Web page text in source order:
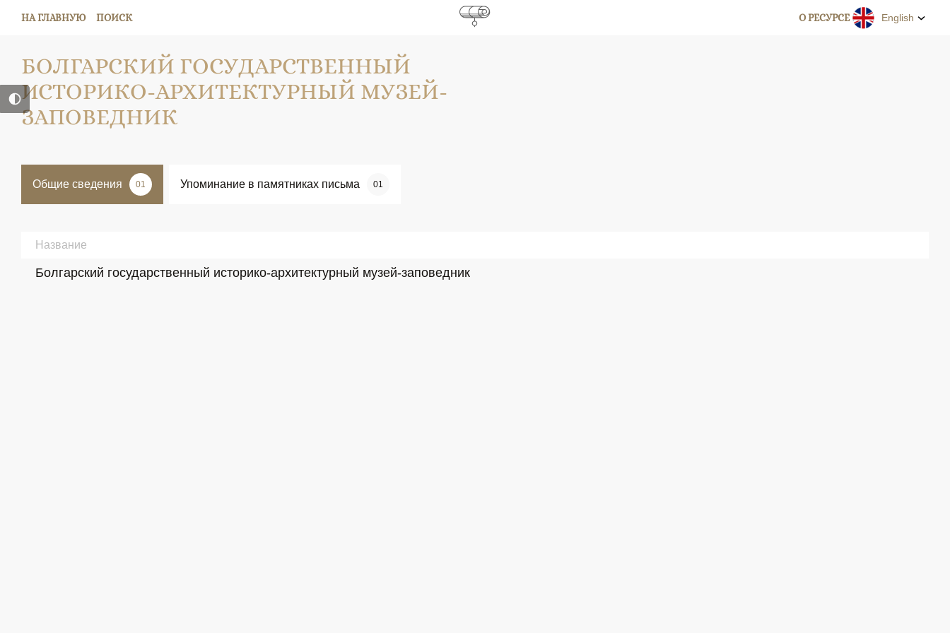
НА ГЛАВНУЮ ПОИСК О РЕСУРСЕ English
БОЛГАРСКИЙ ГОСУДАРСТВЕННЫЙ
ИСТОРИКО-АРХИТЕКТУРНЫЙ МУЗЕЙ-
ЗАПОВЕДНИК
Общие сведения 01 Упоминание в памятниках письма 01
Название
Болгарский государственный историко-архитектурный музей-заповедник